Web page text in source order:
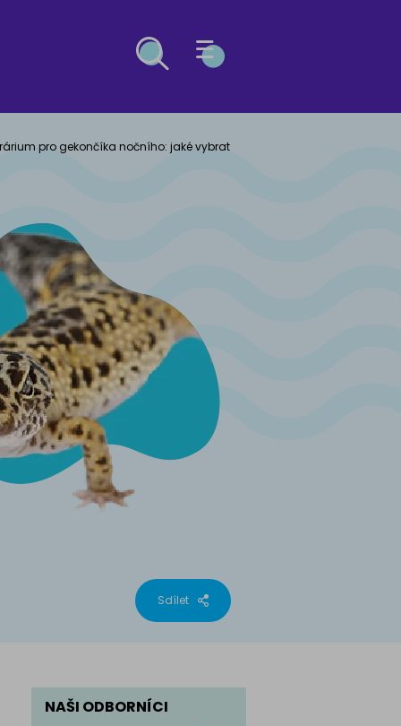
buldog
pro gekončíka nočního: jaké vybrat
Sdílet
NAŠI ODBORNÍCI